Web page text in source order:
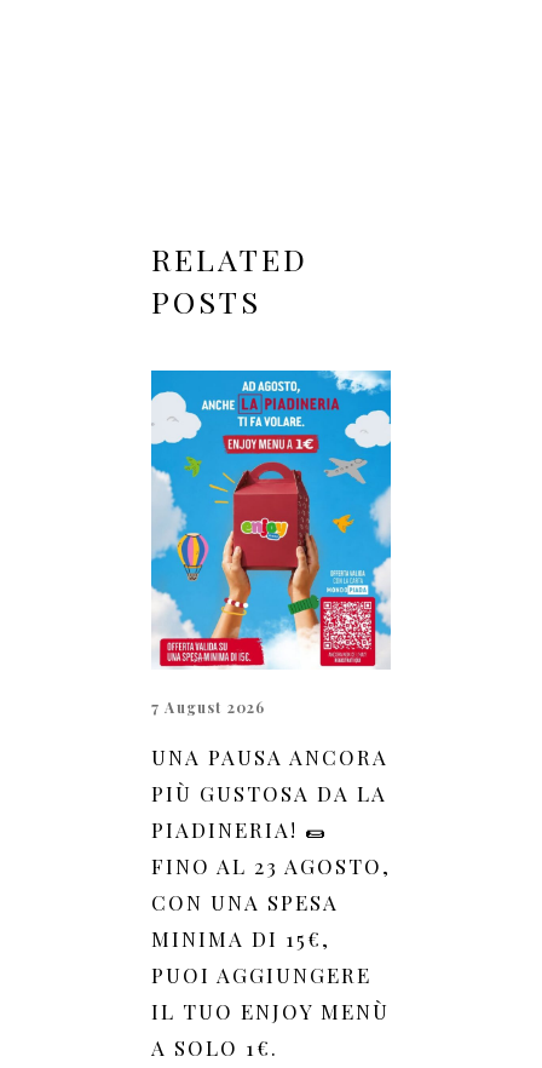
RELATED
POSTS
7 August 2026
UNA PAUSA ANCORA
PIÙ GUSTOSA DA LA
PIADINERIA! 🌯
FINO AL 23 AGOSTO,
CON UNA SPESA
MINIMA DI 15€,
PUOI AGGIUNGERE
IL TUO ENJOY MENÙ
A SOLO 1€.